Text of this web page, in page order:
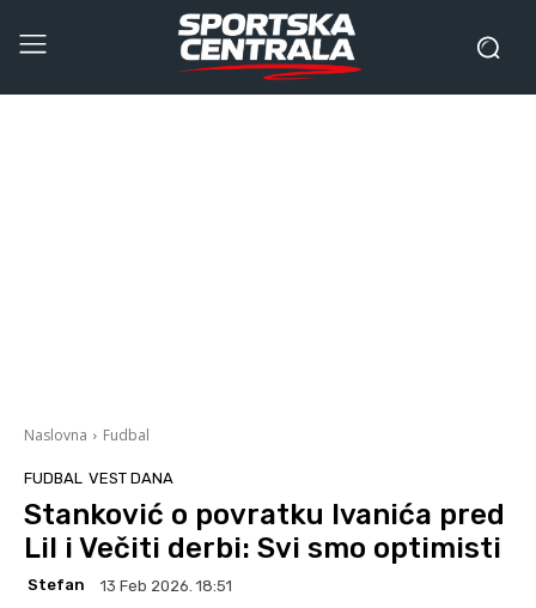
Naslovna Fudbal
FUDBAL VEST DANA
Stanković o povratku Ivanića pred
Lil i Večiti derbi: Svi smo optimisti
Stefan 13 Feb 2026. 18:51